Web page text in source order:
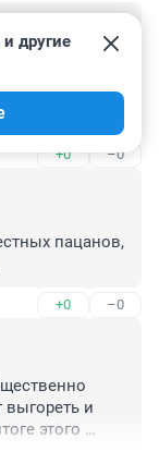
как
Надо
+0 –0
другие
пацанов,
+0 –0
и
этого